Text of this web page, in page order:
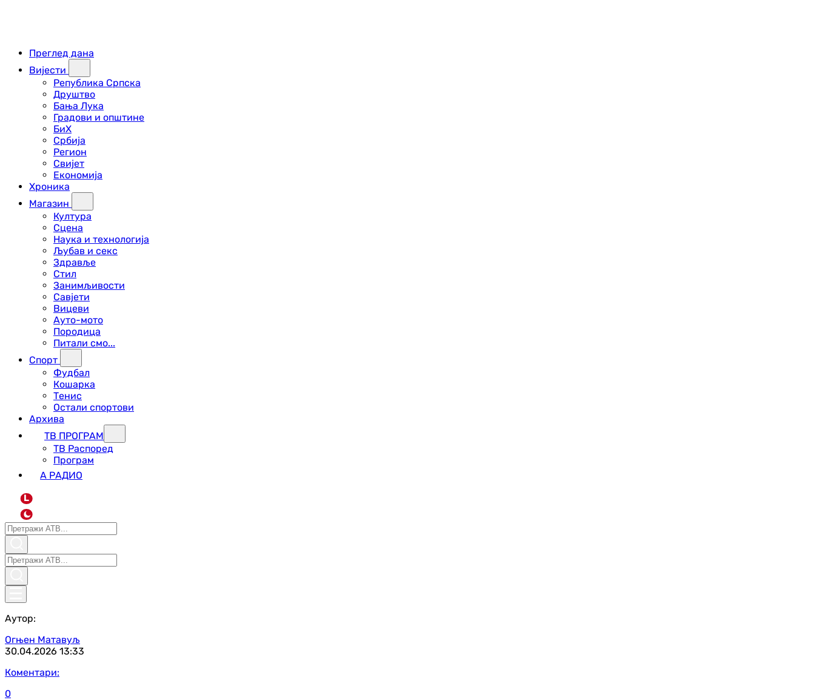
Преглед дана
Вијести
Република Српска
Друштво
Бања Лука
Градови и општине
БиХ
Србија
Регион
Свијет
Економија
Хроника
Магазин
Култура
Сцена
Наука и технологија
Љубав и секс
Здравље
Стил
Занимљивости
Савјети
Вицеви
Ауто-мото
Породица
Питали смо...
Спорт
Фудбал
Кошарка
Тенис
Остали спортови
Архива
ТВ ПРОГРАМ
ТВ Распоред
Програм
А РАДИО
L
Аутор:
Огњен Матавуљ
30.04.2026 13:33
Коментари:
0